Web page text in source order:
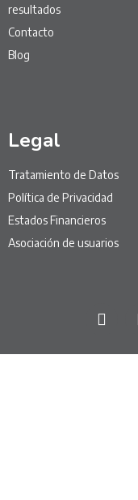
resultados
Contacto
Blog
Legal
Tratamiento de Datos
Política de Privacidad
Estados Financieros
Asociación de usuarios